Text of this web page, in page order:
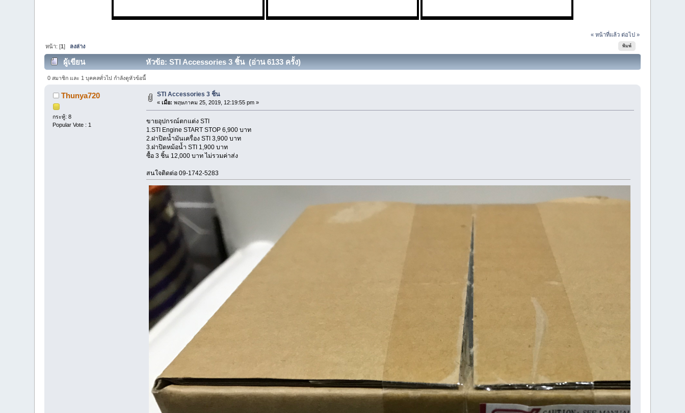
« หน้าที่แล้ว ต่อไป »
พิมพ์
หน้า: [1] ลงล่าง
ผู้เขียน หัวข้อ: STI Accessories 3 ชิ้น (อ่าน 6133 ครั้ง)
0 สมาชิก และ 1 บุคคลทั่วไป กำลังดูหัวข้อนี้
Thunya720
กระทู้: 8
Popular Vote : 1
STI Accessories 3 ชิ้น
«เมื่อ: พฤษภาคม 25, 2019, 12:19:55 pm »
ขายอุปกรณ์ตกแต่ง STI
1.STI Engine START STOP 6,900 บาท
2.ฝาปิดน้ำมันเครื่อง STI 3,900 บาท
3.ฝาปิดหม้อน้ำ STI 1,900 บาท
ซื้อ 3 ชิ้น 12,000 บาท ไม่รวมค่าส่ง
สนใจติดต่อ 09-1742-5283